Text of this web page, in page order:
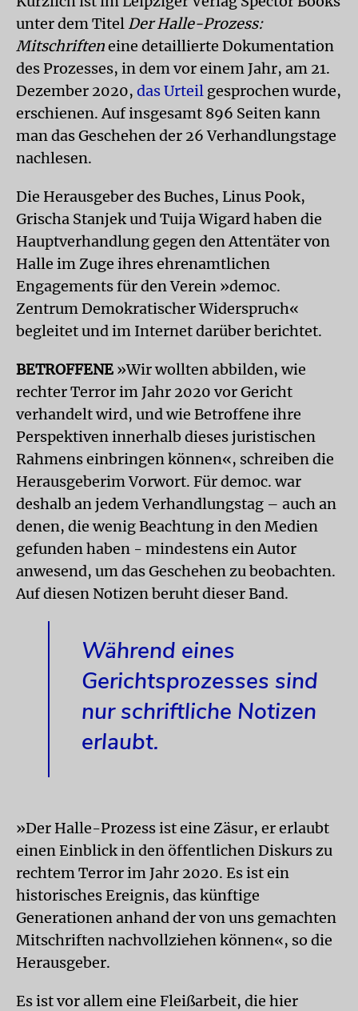
unter dem Titel Der Halle-Prozess:
Mitschrifteneine detaillierte Dokumentation
des Prozesses, in dem vor einem Jahr, am 21.
Dezember 2020, das Urteil gesprochen wurde,
erschienen. Auf insgesamt 896 Seiten kann
man das Geschehen der 26 Verhandlungstage
nachlesen.
Die Herausgeber des Buches, Linus Pook,
Grischa Stanjek und Tuija Wigard haben die
Hauptverhandlung gegen den Attentäter von
Halle im Zuge ihres ehrenamtlichen
Engagements für den Verein »democ.
Zentrum Demokratischer Widerspruch«
begleitet und im Internet darüber berichtet.
BETROFFENE »Wir wollten abbilden, wie
rechter Terror im Jahr 2020 vor Gericht
verhandelt wird, und wie Betroffene ihre
Perspektiven innerhalb dieses juristischen
Rahmens einbringen können«, schreiben die
Herausgeberim Vorwort. Für democ. war
deshalb an jedem Verhandlungstag – auch an
denen, die wenig Beachtung in den Medien
gefunden haben - mindestens ein Autor
anwesend, um das Geschehen zu beobachten.
Auf diesen Notizen beruht dieser Band.
Während eines
Gerichtsprozesses sind
nur schriftliche Notizen
erlaubt.
»Der Halle-Prozess ist eine Zäsur, er erlaubt
einen Einblick in den öffentlichen Diskurs zu
rechtem Terror im Jahr 2020. Es ist ein
historisches Ereignis, das künftige
Generationen anhand der von uns gemachten
Mitschriften nachvollziehen können«, so die
Herausgeber.
Es ist vor allem eine Fleißarbeit, die hier